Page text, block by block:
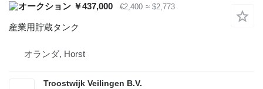
￥437,000
€2,400 ≈ $2,773
産業用貯蔵タンク
オランダ, Horst
Troostwijk Veilingen B.V.